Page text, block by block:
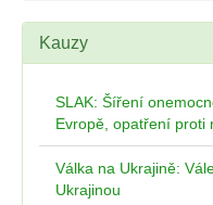
Kauzy
SLAK: Šíření
Evropě, opatření proti
Válka na Ukrajině:
Ukrajinou